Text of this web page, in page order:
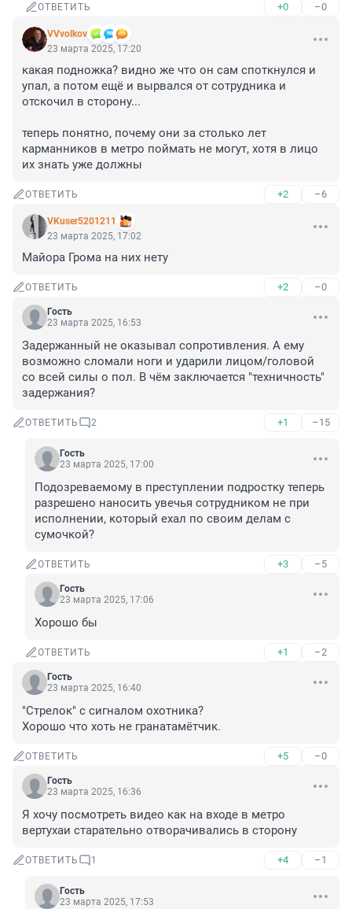
ОТВЕТИТЬ +0 –0
VVvolkov
23 марта 2025, 17:20
какая подножка? видно же что он сам споткнулся и
упал, а потом ещё и вырвался от сотрудника и
отскочил в сторону...
теперь понятно, почему они за столько лет
карманников в метро поймать не могут, хотя в лицо
их знать уже должны
ОТВЕТИТЬ +2 –6
VKuser5201211
23 марта 2025, 17:02
Майора Грома на них нету
ОТВЕТИТЬ +2 –0
Гость
23 марта 2025, 16:53
Задержанный не оказывал сопротивления. А ему
возможно сломали ноги и ударили лицом/головой
со всей силы о пол. В чём заключается "техничность"
задержания?
ОТВЕТИТЬ 2 +1 –15
Гость
23 марта 2025, 17:00
Подозреваемому в преступлении подростку теперь
разрешено наносить увечья сотрудником не при
исполнении, который ехал по своим делам с
сумочкой?
ОТВЕТИТЬ +3 –5
Гость
23 марта 2025, 17:06
Хорошо бы
ОТВЕТИТЬ +1 –2
Гость
23 марта 2025, 16:40
"Стрелок" с сигналом охотника?
Хорошо что хоть не гранатамётчик.
ОТВЕТИТЬ +5 –0
Гость
23 марта 2025, 16:36
Я хочу посмотреть видео как на входе в метро
вертухаи старательно отворачивались в сторону
ОТВЕТИТЬ 1 +4 –1
Гость
23 марта 2025, 17:53